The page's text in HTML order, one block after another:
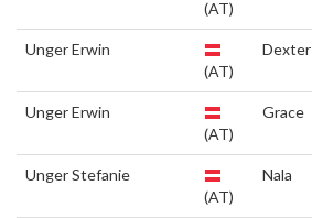
(AT)
Unger Erwin
(AT)
Dexter
Unger Erwin
(AT)
Grace
Unger Stefanie
(AT)
Nala